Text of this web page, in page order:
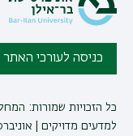
כניסה לעורכי האתר
כל הזכויות שמורות: